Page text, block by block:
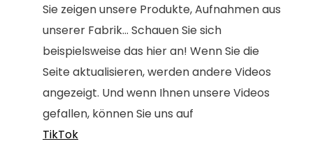
Sie zeigen unsere Produkte, Aufnahmen aus
unserer Fabrik... Schauen Sie sich
beispielsweise das hier an! Wenn Sie die
Seite aktualisieren, werden andere Videos
angezeigt. Und wenn Ihnen unsere Videos
gefallen, können Sie uns auf
TikTok